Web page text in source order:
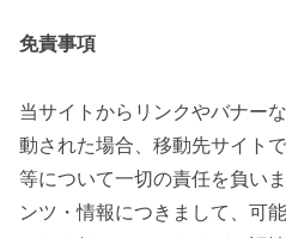
免責事項
当サイトからリンクやバナー
動された場合、移動先サイト
等について一切の責任を負い
ンツ・情報につきまして、可